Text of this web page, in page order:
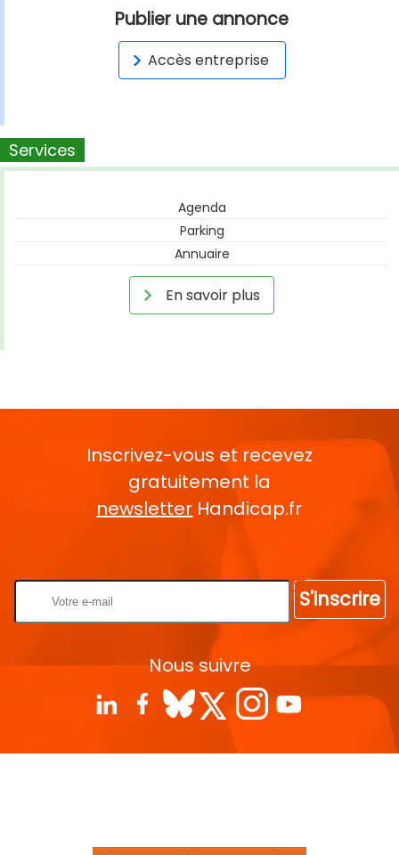
Publier une annonce
Accès entreprise
Services
Agenda
Parking
Annuaire
En savoir plus
Inscrivez-vous et recevez
gratuitement la
newsletter Handicap.fr
S'inscrire
Nous suivre